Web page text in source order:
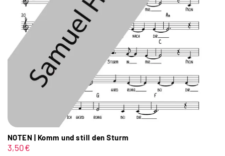
NOTEN | Komm und still den Sturm
3,50€